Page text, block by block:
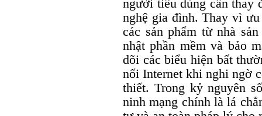
người tiêu dùng cần thay
nghệ gia đình. Thay vì
các sản phẩm từ nhà
nhật phần mềm và bảo
dõi các biểu hiện bất
nối Internet khi nghi ngờ
thiết. Trong kỷ nguyên
ninh mạng chính là lá